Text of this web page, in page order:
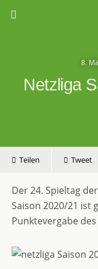
8.
Netzliga
Teilen Tweet
Der 24. Spieltag
Saison 2020/21 ist
Punktevergabe